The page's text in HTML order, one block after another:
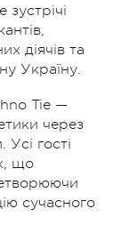
зустрічі
діячів та
Україну.
Tie —
через
Усі гості
що
сучасного